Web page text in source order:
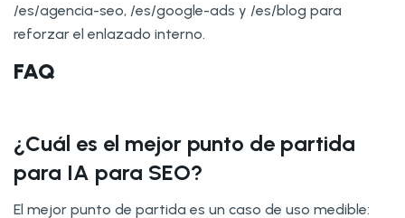
/es/agencia-seo, /es/google-ads y /es/blog para
reforzar el enlazado interno.
FAQ
¿Cuál es el mejor punto de partida
para IA para SEO?
El mejor punto de partida es un caso de uso medible: